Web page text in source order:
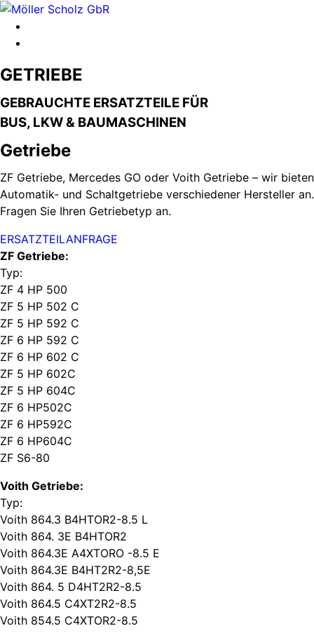
GETRIEBE
GEBRAUCHTE ERSATZTEILE FÜR
BUS, LKW & BAUMASCHINEN
Getriebe
ZF Getriebe, Mercedes GO oder Voith Getriebe – wir bieten
Automatik- und Schaltgetriebe verschiedener Hersteller an.
Fragen Sie Ihren Getriebetyp an.
ERSATZTEILANFRAGE
ZF Getriebe:
Typ:
ZF 4 HP 500
ZF 5 HP 502 C
ZF 5 HP 592 C
ZF 6 HP 592 C
ZF 6 HP 602 C
ZF 5 HP 602C
ZF 5 HP 604C
ZF 6 HP502C
ZF 6 HP592C
ZF 6 HP604C
ZF S6-80
Voith Getriebe:
Typ:
Voith 864.3 B4HTOR2-8.5 L
Voith 864. 3E B4HTOR2
Voith 864.3E A4XTORO -8.5 E
Voith 864.3E B4HT2R2-8,5E
Voith 864. 5 D4HT2R2-8.5
Voith 864.5 C4XT2R2-8.5
Voith 854.5 C4XTOR2-8.5